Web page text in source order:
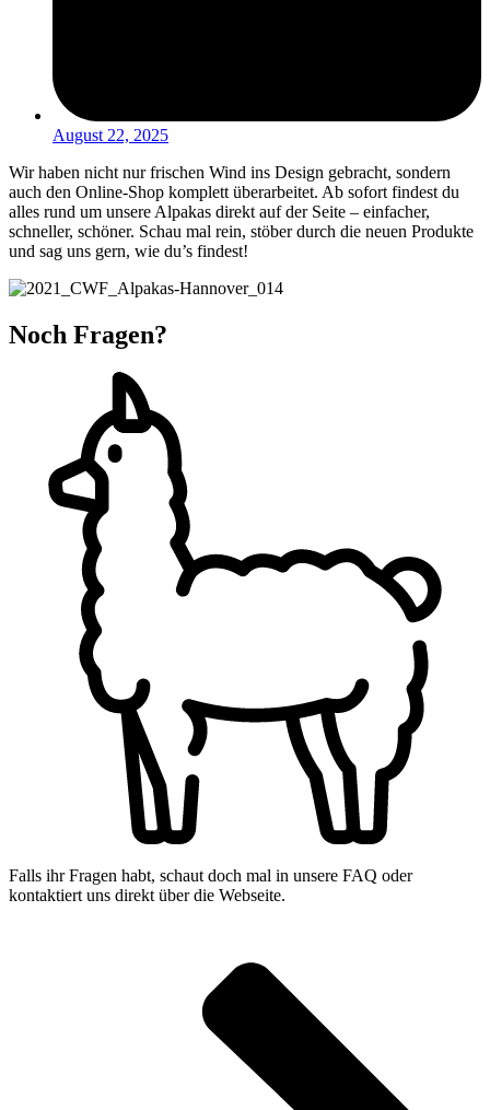
August 22, 2025
Wir haben nicht nur frischen Wind ins Design gebracht, sondern
auch den Online-Shop komplett überarbeitet. Ab sofort findest du
alles rund um unsere Alpakas direkt auf der Seite – einfacher,
schneller, schöner. Schau mal rein, stöber durch die neuen Produkte
und sag uns gern, wie du’s findest!
Noch Fragen?
Falls ihr Fragen habt, schaut doch mal in unsere FAQ oder
kontaktiert uns direkt über die Webseite.